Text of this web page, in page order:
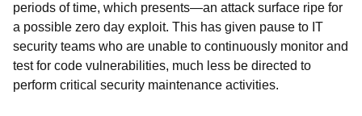
periods of time, which presents—an attack surface ripe for
a possible zero day exploit. This has given pause to IT
security teams who are unable to continuously monitor and
test for code vulnerabilities, much less be directed to
perform critical security maintenance activities.